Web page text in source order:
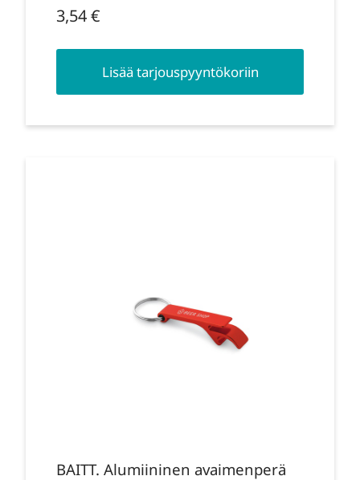
3,54€
Lisää tarjouspyyntökoriin
BAITT. Alumiininen avaimenperä